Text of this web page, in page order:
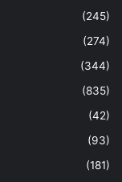
(245)
(274)
(344)
(835)
(42)
(93)
(181)